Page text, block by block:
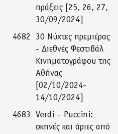
πράξεις [25, 26, 27,
30/09/2024]
4682
30 Νύχτες πρεμιέρας
- Διεθνές Φεστιβάλ
Κινηματογράφου της
Αθήνας
[02/10/2024-
14/10/2024]
4683
Verdi – Puccini:
σκηνές και άριες από